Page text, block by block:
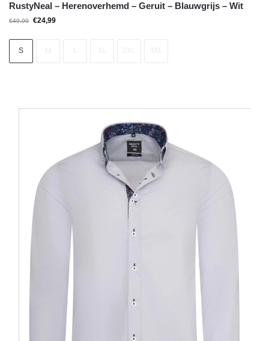
RustyNeal – Herenoverhemd – Geruit – Blauwgrijs – Wit
€49,99 €24,99
S